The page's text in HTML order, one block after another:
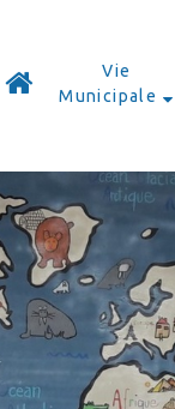
Vie
Municipale